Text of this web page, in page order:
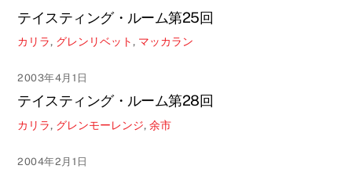
テイスティング・ルーム第25回
カリラ, グレンリベット , マッカラン
2003年4月1日
テイスティング・ルーム第28回
カリラ, グレンモーレンジ,余市
2004年2月1日